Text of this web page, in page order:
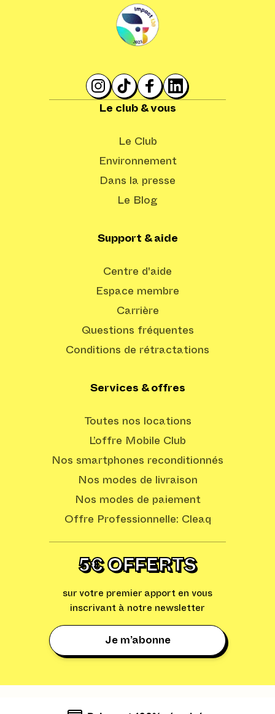
Le club & vous
Le Club
Environnement
Dans la presse
Le Blog
Support & aide
Centre d'aide
Espace membre
Carrière
Questions fréquentes
Conditions de rétractations
Services & offres
Toutes nos locations
L’offre Mobile Club
Nos smartphones reconditionnés
Nos modes de livraison
Nos modes de paiement
Offre Professionnelle: Cleaq
5€ OFFERTS
sur votre premier apport en vous
inscrivant à notre newsletter
Je m’abonne